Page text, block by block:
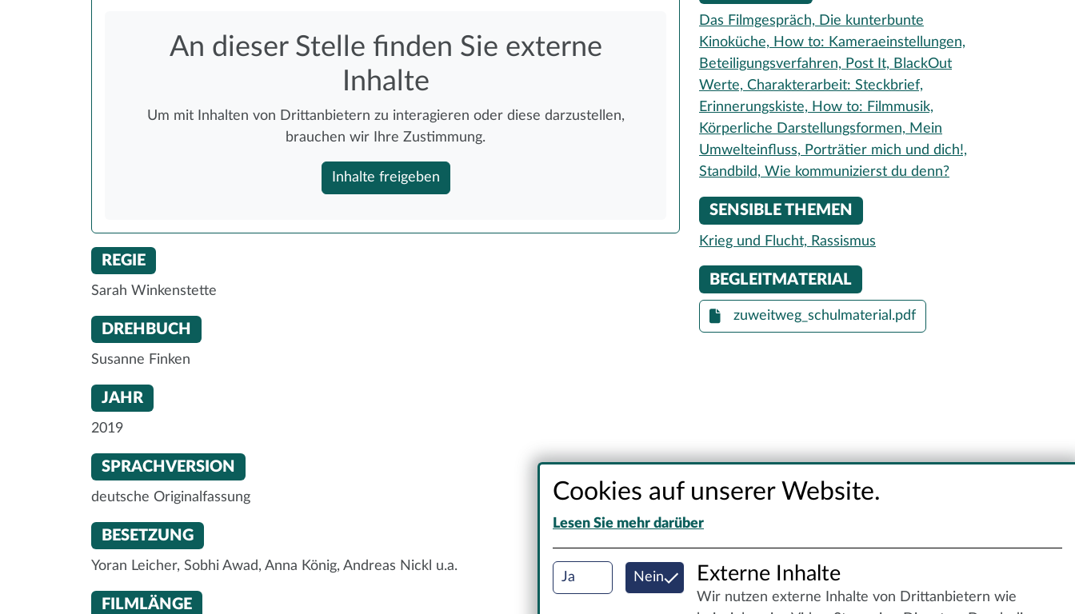
An dieser Stelle finden Sie externe
Inhalte
Um mit Inhalten von Drittanbietern zu interagieren oder diese darzustellen,
brauchen wir Ihre Zustimmung.
Inhalte freigeben
REGIE
Sarah Winkenstette
DREHBUCH
Susanne Finken
JAHR
2019
SPRACHVERSION
deutsche Originalfassung
BESETZUNG
Yoran Leicher, Sobhi Awad, Anna König, Andreas Nickl u.a.
FILMLÄNGE
Das Filmgespräch, Die kunterbunte
Kinoküche, How to: Kameraeinstellungen,
Beteiligungsverfahren, Post It, BlackOut
Werte, Charakterarbeit: Steckbrief,
Erinnerungskiste, How to: Filmmusik,
Körperliche Darstellungsformen, Mein
Umwelteinfluss, Porträtier mich und dich!,
Standbild, Wie kommunizierst du denn?
SENSIBLE THEMEN
Krieg und Flucht, Rassismus
BEGLEITMATERIAL
zuweitweg_schulmaterial.pdf
Cookies auf unserer Website.
Lesen Sie mehr darüber
Ja Nein Externe Inhalte
Wir nutzen externe Inhalte von Drittanbietern wie